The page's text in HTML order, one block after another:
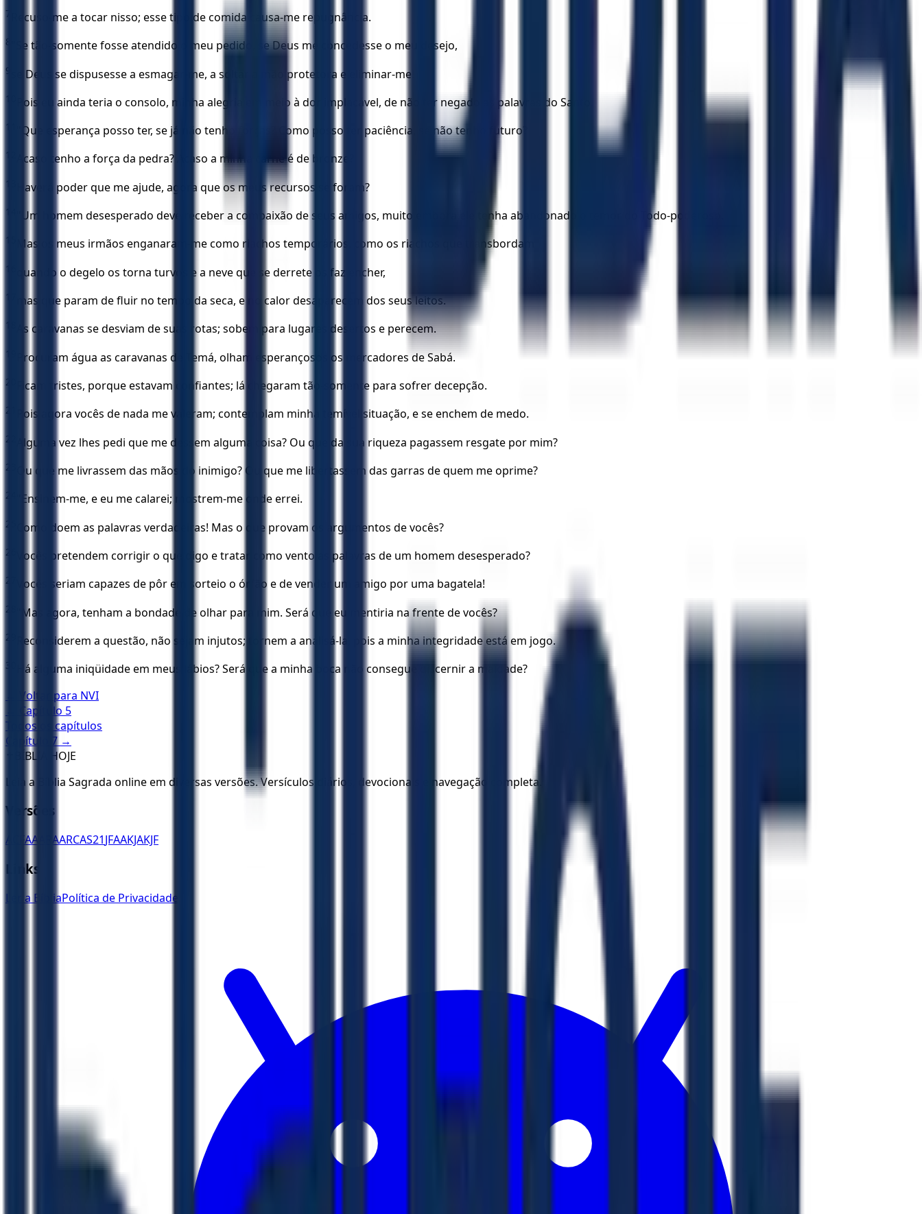
7 Recuso-me a tocar nisso; esse tipo de comida causa-me repugnância.
8 "Se tão-somente fosse atendido o meu pedido, se Deus me concedesse o meu desejo,
9 se Deus se dispusesse a esmagar-me, a soltar a mão protetora e eliminar-me!
10 Pois eu ainda teria o consolo, minha alegria em meio à dor implacável, de não ter negado as palavras do Santo.
11 "Que esperança posso ter, se já não tenho forças? Como posso ter paciência, se não tenho futuro?
12 Acaso tenho a força da pedra? Acaso a minha carne é de bronze?
13 Haverá poder que me ajude, agora que os meus recursos se foram?
14 "Um homem desesperado deve receber a compaixão de seus amigos, muito embora ele tenha abandonado o temor do Todo-poderoso.
15 Mas os meus irmãos enganaram-me como riachos temporários, como os riachos que transbordam
16 quando o degelo os torna turvos e a neve que se derrete os faz encher,
17 mas que param de fluir no tempo da seca, e no calor desaparecem dos seus leitos.
18 As caravanas se desviam de suas rotas; sobem para lugares desertos e perecem.
19 Procuram água as caravanas de Temá, olham esperançosos os mercadores de Sabá.
20 Ficam tristes, porque estavam confiantes; lá chegaram tão-somente para sofrer decepção.
21 Pois agora vocês de nada me valeram; contemplam minha temível situação, e se enchem de medo.
22 Alguma vez lhes pedi que me dessem alguma coisa? Ou que da sua riqueza pagassem resgate por mim?
23 Ou que me livrassem das mãos do inimigo? Ou que me libertassem das garras de quem me oprime?
24 "Ensinem-me, e eu me calarei; mostrem-me onde errei.
25 Como doem as palavras verdadeiras! Mas o que provam os argumentos de vocês?
26 Vocês pretendem corrigir o que digo e tratar como vento as palavras de um homem desesperado?
27 Vocês seriam capazes de pôr em sorteio o órfão e de vender um amigo por uma bagatela!
28 "Mas agora, tenham a bondade de olhar para mim. Será que eu mentiria na frente de vocês?
29 Reconsiderem a questão, não sejam injutos; tornem a analisá-la, pois a minha integridade está em jogo.
30
Há alguma iniqüidade em meus lábios? Será que a minha boca não consegue discernir a maldade?
← Voltar para NVI
← Capítulo 5
Todos os capítulos
Capítulo
7 →
BÍBLIA HOJE
Leia a Bíblia Sagrada online em diversas versões. Versículos diários, devocionais e navegação completa.
Versões
ACFAA ARAARCAS21JFAAKJAKJF
Links
Ler a BíbliaPolítica de Privacidade